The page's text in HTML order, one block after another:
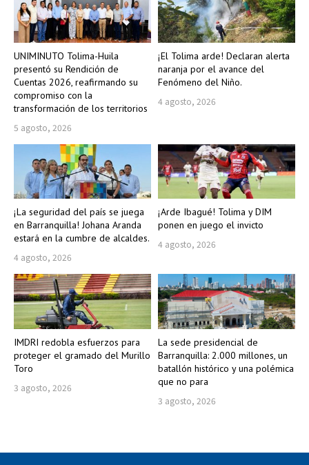
UNIMINUTO Tolima-Huila
presentó su Rendición de
Cuentas 2026, reafirmando su
compromiso con la
transformación de los territorios
5 agosto, 2026
¡El Tolima arde! Declaran alerta
naranja por el avance del
Fenómeno del Niño.
4 agosto, 2026
¡La seguridad del país se juega
en Barranquilla! Johana Aranda
estará en la cumbre de alcaldes.
4 agosto, 2026
¡Arde Ibagué! Tolima y DIM
ponen en juego el invicto
4 agosto, 2026
IMDRI redobla esfuerzos para
proteger el gramado del Murillo
Toro
3 agosto, 2026
La sede presidencial de
Barranquilla: 2.000 millones, un
batallón histórico y una polémica
que no para
3 agosto, 2026